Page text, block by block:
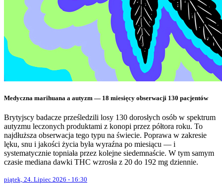
Medyczna marihuana a autyzm — 18 miesięcy obserwacji 130 pacjentów
Brytyjscy badacze prześledzili losy 130 dorosłych osób w spektrum
autyzmu leczonych produktami z konopi przez półtora roku. To
najdłuższa obserwacja tego typu na świecie. Poprawa w zakresie
lęku, snu i jakości życia była wyraźna po miesiącu — i
systematycznie topniała przez kolejne siedemnaście. W tym samym
czasie mediana dawki THC wzrosła z 20 do 192 mg dziennie.
piątek, 24. Lipiec 2026 - 16:30